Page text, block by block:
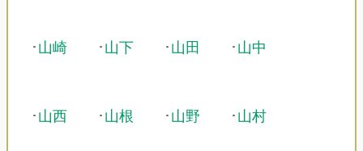
･山崎 ･山下 ･山田 ･山中
･山西 ･山根 ･山野 ･山村